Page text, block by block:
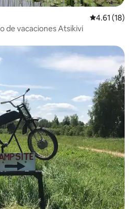
Calificación
4.61 (18)
de vacaciones Atsikivi